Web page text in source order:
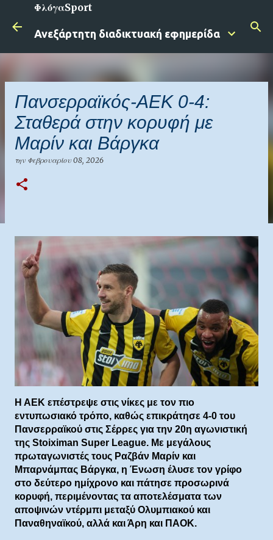
Μετάβαση στο κύριο περιεχόμενο
ΦλόγαSport
Ανεξάρτητη διαδικτυακή εφημερίδα
Πανσερραϊκός-ΑΕΚ 0-4:
Σταθερά στην κορυφή με
Μαρίν και Βάργκα
την Φεβρουαρίου 08, 2026
Η ΑΕΚ επέστρεψε στις νίκες με τον πιο
εντυπωσιακό τρόπο, καθώς επικράτησε 4-0 του
Πανσερραϊκού στις Σέρρες για την 20η αγωνιστική
της Stoiximan Super League. Με μεγάλους
πρωταγωνιστές τους Ραζβάν Μαρίν και
Μπαρνάμπας Βάργκα, η Ένωση έλυσε τον γρίφο
στο δεύτερο ημίχρονο και πάτησε προσωρινά
κορυφή, περιμένοντας τα αποτελέσματα των
αποψινών ντέρμπι μεταξύ Ολυμπιακού και
Παναθηναϊκού, αλλά και Άρη και ΠΑΟΚ.